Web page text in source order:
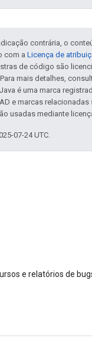
contrária, o
com a Licença de
de código são
mais detalhes,
é uma marca
e marcas
usadas mediante
07-24 UTC.
e relatórios de